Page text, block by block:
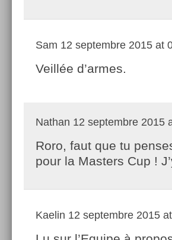
Sam 12 septembre 2015 at
Veillée d’armes.
Nathan 12 septembre 2015
Roro, faut que tu
pour la Masters Cup !
Kaelin 12 septembre 2015